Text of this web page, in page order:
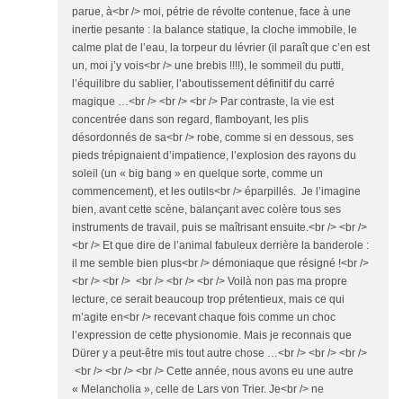
parue, à<br /> moi, pétrie de révolte contenue, face à une
inertie pesante : la balance statique, la cloche immobile, le
calme plat de l’eau, la torpeur du lévrier (il paraît que c’en est
un, moi j’y vois<br /> une brebis !!!!), le sommeil du putti,
l’équilibre du sablier, l’aboutissement définitif du carré
magique …<br /> <br /> <br /> Par contraste, la vie est
concentrée dans son regard, flamboyant, les plis
désordonnés de sa<br /> robe, comme si en dessous, ses
pieds trépignaient d’impatience, l’explosion des rayons du
soleil (un « big bang » en quelque sorte, comme un
commencement), et les outils<br /> éparpillés. Je l’imagine
bien, avant cette scène, balançant avec colère tous ses
instruments de travail, puis se maîtrisant ensuite.<br /> <br />
<br /> Et que dire de l’animal fabuleux derrière la banderole :
il me semble bien plus<br /> démoniaque que résigné !<br />
<br /> <br /> <br /> <br /> <br /> Voilà non pas ma propre
lecture, ce serait beaucoup trop prétentieux, mais ce qui
m’agite en<br /> recevant chaque fois comme un choc
l’expression de cette physionomie. Mais je reconnais que
Dürer y a peut-être mis tout autre chose …<br /> <br /> <br />
<br /> <br /> <br /> Cette année, nous avons eu une autre
« Melancholia », celle de Lars von Trier. Je<br /> ne